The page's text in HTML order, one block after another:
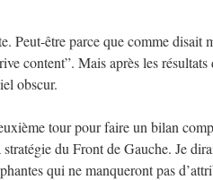
Peut-être parce que comme disait
content”. Mais après les
obscur.
tour pour faire un bilan
du Front de Gauche. Je
qui ne manqueront pas